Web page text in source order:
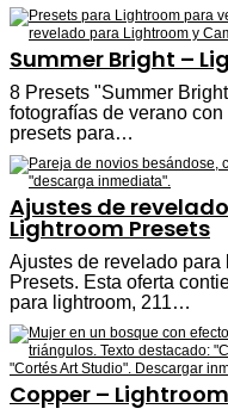
Summer Bright –
8 Presets "Summer
fotografías de verano
presets para…
Ajustes de
Lightroom Presets
Ajustes de revelado
Presets. Esta oferta
para lightroom, 211…
Copper –